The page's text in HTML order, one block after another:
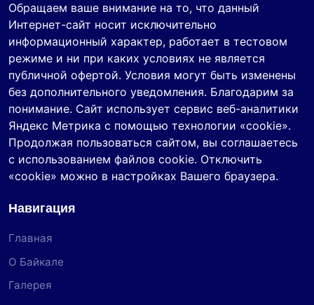
Обращаем ваше внимание на то, что данный
Интернет-сайт носит исключительно
информационный характер, работает в тестовом
режиме и ни при каких условиях не является
публичной офертой. Условия могут быть изменены
без дополнительного уведомления. Благодарим за
понимание. Сайт использует сервис веб-аналитики
Яндекс Метрика с помощью технологии «cookie».
Продолжая пользоваться сайтом, вы соглашаетесь
с использованием файлов cookie. Отключить
«cookie» можно в настройках Вашего браузера.
Навигация
Главная
О Байкале
Галерея